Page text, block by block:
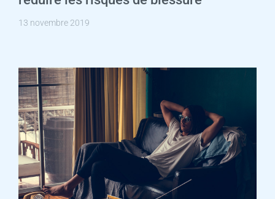
13 novembre 2019